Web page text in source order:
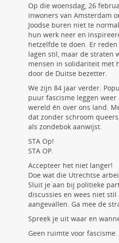
Op die woensdag, 26
inwoners van Amsterdam
Joodse buren niet te
hun werk neer en
hetzelfde te doen. Er
lagen stil, maar de straten
mensen in solidariteit met
door de Duitse bezetter.
We zijn 84 jaar verder.
puur fascisme leggen
wereld én over ons land.
dat zonder schroom
als zondebok aanwijst.
STA Op!
STA OP.
Accepteer het niet langer!
Doe wat die Utrechtse
Sluit je aan bij politieke
discussies en wees niet
aangevallen. Ga mee de
Spreek je uit waar en
Geen ruimte voor fascisme.